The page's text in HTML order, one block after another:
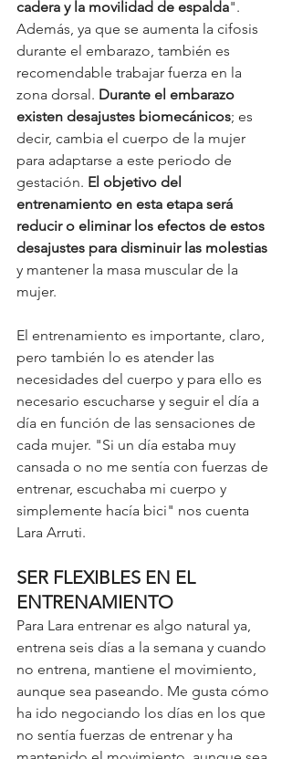
cadera y la movilidad de espalda".
Además, ya que se aumenta la cifosis
durante el embarazo, también es
recomendable trabajar fuerza en la
zona dorsal. Durante el embarazo
existen desajustes biomecánicos; es
decir, cambia el cuerpo de la mujer
para adaptarse a este periodo de
gestación. El objetivo del
entrenamiento en esta etapa será
reducir o eliminar los efectos de estos
desajustes para disminuir las molestias
y mantener la masa muscular de la
mujer.
El entrenamiento es importante, claro,
pero también lo es atender las
necesidades del cuerpo y para ello es
necesario escucharse y seguir el día a
día en función de las sensaciones de
cada mujer. "Si un día estaba muy
cansada o no me sentía con fuerzas de
entrenar, escuchaba mi cuerpo y
simplemente hacía bici" nos cuenta
Lara Arruti.
SER FLEXIBLES EN EL
ENTRENAMIENTO
Para Lara entrenar es algo natural ya,
entrena seis días a la semana y cuando
no entrena, mantiene el movimiento,
aunque sea paseando. Me gusta cómo
ha ido negociando los días en los que
no sentía fuerzas de entrenar y ha